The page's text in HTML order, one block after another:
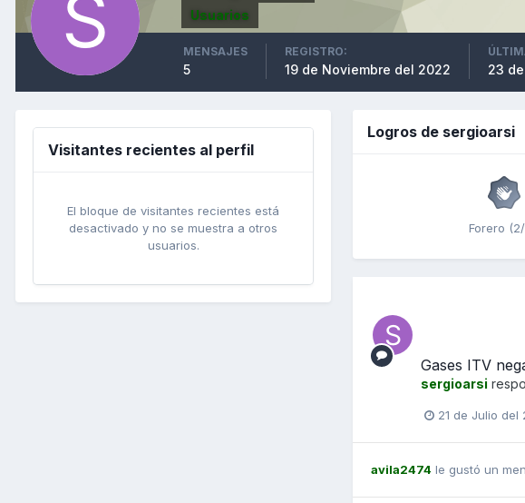
Usuarios
MENSAJES
5
REGISTRO:
19 de Noviembre del 2022 23
Visitantes recientes al perfil
El bloque de visitantes recientes está
desactivado y no se muestra a otros
usuarios.
Logros de sergioarsi
Forero (2/
Gases ITV
sergioarsi
21 de Julio del
avila2474 le gustó un